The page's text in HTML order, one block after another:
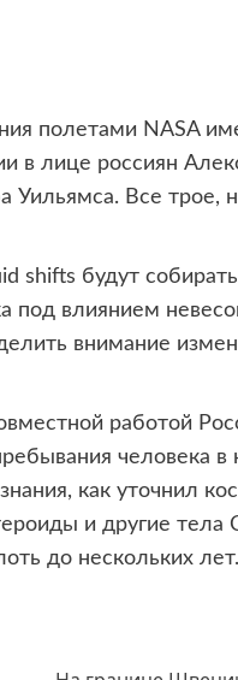
полетами NASA
в лице россиян
Все трое,
shifts будут
под влиянием
внимание
работой
человека в
как уточнил
и другие тела
до нескольких лет.